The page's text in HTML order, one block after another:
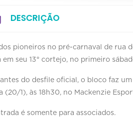
DESCRIÇÃO
pioneiros no pré-carnaval de rua
em seu 13° cortejo, no primeiro
antes do desfile oficial, o bloco faz
(20/1), às 18h30, no Mackenzie
é somente para associados.